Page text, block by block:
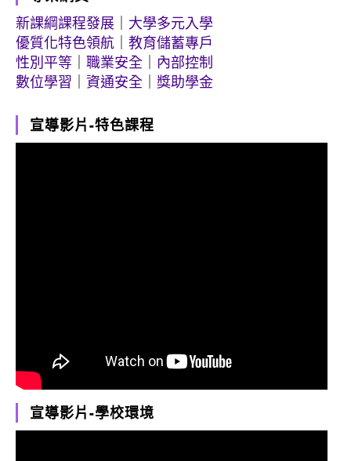
新課綱課程發展
大學多元入學
優質化特色領航
教育儲蓄專戶
性別平等
職業安全
內部控制
數位學習
資通安全 獎助學金
宣導影片-特色課程
宣導影片-學校環境